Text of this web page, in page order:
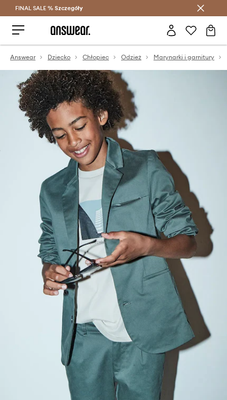
Oszczędzaj z Answear Club >
FINAL SALE % Szczegóły
Answear Dziecko Chłopiec Odzież Marynarki i garnitury